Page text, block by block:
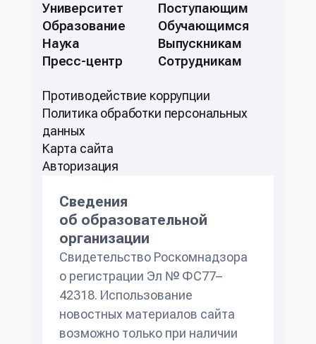
Университет
Образование
Наука
Пресс-центр
Поступающим
Обучающимся
Выпускникам
Сотрудникам
Противодействие коррупции
Политикa обработки персональных
данных
Карта сайта
Авторизация
Сведения
об образовательной
организации
Свидетельство Роскомнадзора
о регистрации Эл № ФС77–
42318. Использование
новостных материалов сайта
возможно только при наличии